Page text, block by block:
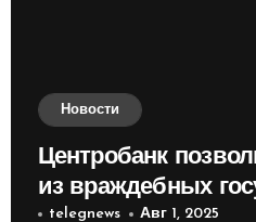
Новости
Центробанк
из враждебных
telegnews Авг 1, 2025